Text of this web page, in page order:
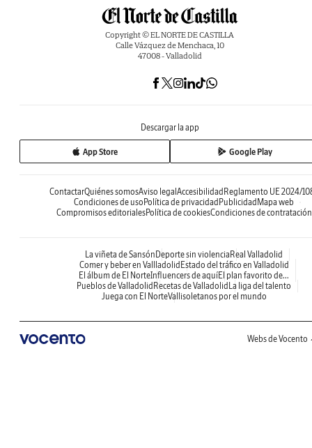
Copyright © EL NORTE DE CASTILLA
Calle Vázquez de Menchaca, 10
47008 - Valladolid
Descargar la app
App Store Google Play
ContactarQuiénes somosAviso legal Accesibilidad Reglamento UE 2024/
Condiciones de uso Política de privacidad Publicidad Mapa web
Compromisos editorialesPolítica de cookiesCondiciones de contratación
La viñeta de Sansón Deporte sin violencia Real Valladolid
Comer y beber en Vallladolid Estado del tráfico en Valladolid
El álbum de El NorteInfluencers de aquíEl plan favorito de...
Pueblos de Valladolid Recetas de Valladolid La liga del talento
Juega con El NorteVallisoletanos por el mundo
Webs de Vocento